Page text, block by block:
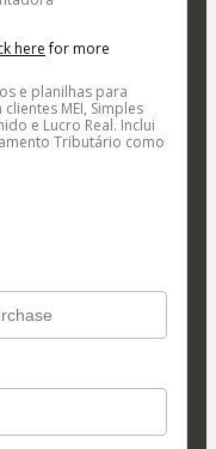
herefor more
e planilhas para
MEI, Simples
e Lucro Real. Inclui
Tributário como